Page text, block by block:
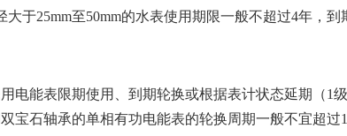
于25mm至50mm的水表使用期限一般不超过4年，到
电能表限期使用、到期轮换或根据表计状态延期（
宝石轴承的单相有功电能表的轮换周期一般不宜超过